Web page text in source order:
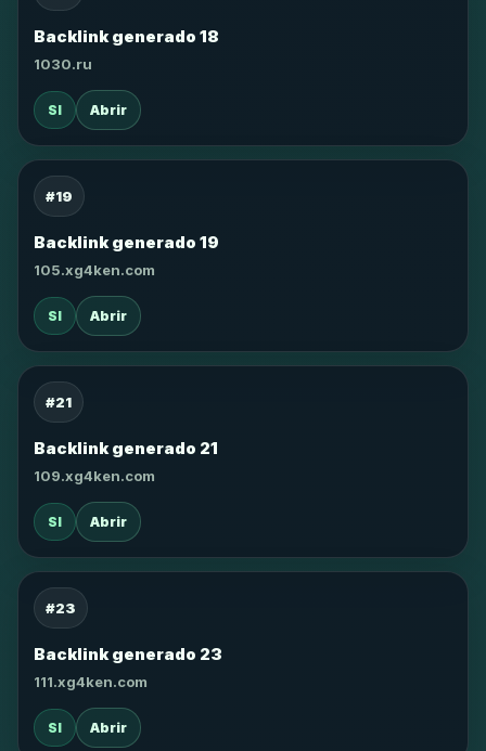
Backlink generado 18
1030.ru
SI Abrir
#19
Backlink generado 19
105.xg4ken.com
SI Abrir
#21
Backlink generado 21
109.xg4ken.com
SI Abrir
#23
Backlink generado 23
111.xg4ken.com
SI Abrir